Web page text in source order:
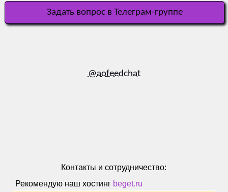
Задать вопрос в Телеграм-группе
@aofeedchat
Контакты и сотрудничество:
Рекомендую наш хостинг beget.ru